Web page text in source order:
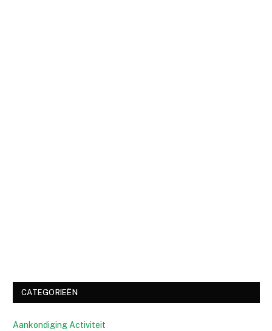
CATEGORIEËN
Aankondiging Activiteit